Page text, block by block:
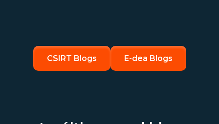
CSIRT Blogs E-dea Blogs